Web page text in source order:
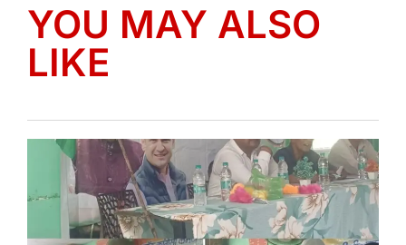
YOU MAY ALSO
LIKE